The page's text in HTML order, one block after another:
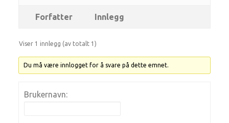
Forfatter Innlegg
Viser 1 innlegg (av totalt 1)
Du må være innlogget for å svare på dette emnet.
Brukernavn: